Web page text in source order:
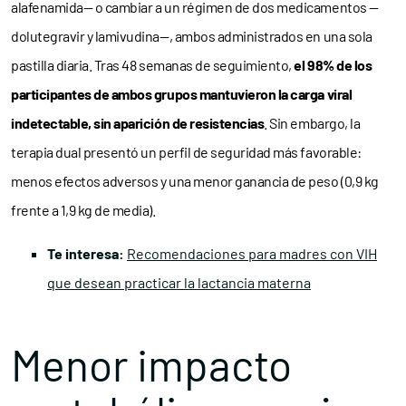
alafenamida— o cambiar a un régimen de dos medicamentos —
dolutegravir y lamivudina—, ambos administrados en una sola
pastilla diaria. Tras 48 semanas de seguimiento,el 98% de los
participantes de ambos grupos mantuvieron la carga viral
indetectable, sin aparición de resistencias. Sin embargo, la
terapia dual presentó un perfil de seguridad más favorable:
menos efectos adversos y una menor ganancia de peso (0,9 kg
frente a 1,9 kg de media).
Te interesa: Recomendaciones para madres con VIH
que desean practicar la lactancia materna
Menor impacto